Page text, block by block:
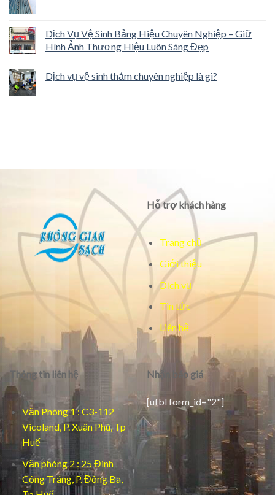
Dịch Vụ Vệ Sinh Bảng Hiệu Chuyên Nghiệp – Giữ
Hình Ảnh Thương Hiệu Luôn Sáng Đẹp
Dịch vụ vệ sinh thảm chuyên nghiệp là gì?
Hỗ trợ khách hàng
Trang chủ
Giới thiệu
Dịch vụ
Tin tức
Liên hệ
Thông tin liên hệ
Văn Phòng 1 : C3-112
Vicoland, P. Xuân Phú, Tp
Huế
Văn phòng 2 : 25 Đinh
Công Tráng, P. Đông Ba,
Nhận báo giá
[ufbl form_id="2"]